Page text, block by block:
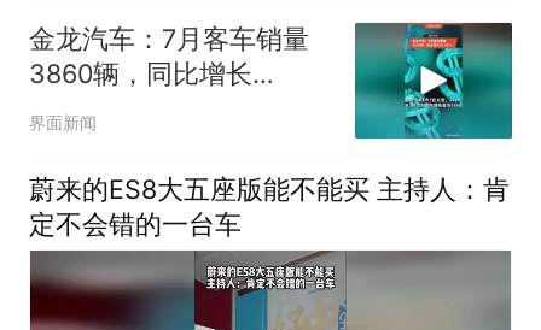
金龙汽车：7月客车销量
3860辆，同比增长
13.46%
界面新闻
蔚来的ES8大五座版能不能买 主持人：肯
定不会错的一台车